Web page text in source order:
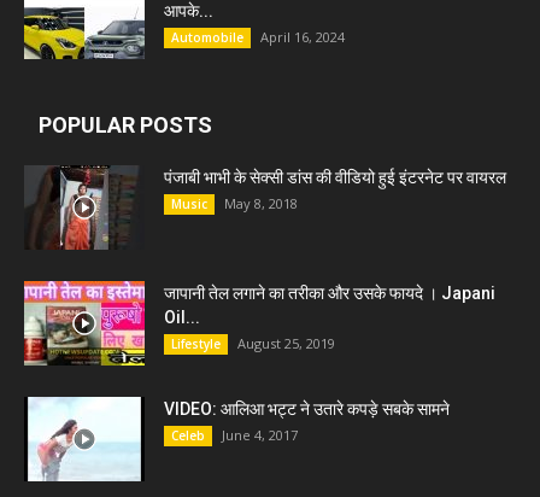
आपके...
Automobile April 16, 2024
POPULAR POSTS
पंजाबी भाभी के सेक्सी डांस की वीडियो हुई इंटरनेट पर वायरल
Music May 8, 2018
जापानी तेल लगाने का तरीका और उसके फायदे । Japani
Oil...
Lifestyle August 25, 2019
VIDEO: आलिआ भट्ट ने उतारे कपड़े सबके सामने
Celeb June 4, 2017